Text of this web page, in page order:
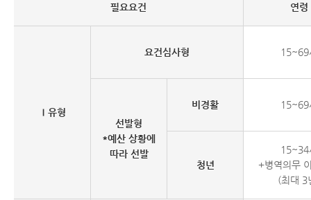
필요요건 연령
Ⅰ유형
요건심사형 15~69
선발형
*예산 상황에
따라 선발
비경활 15~69
청년
15~34
+병역의무
(최대 3